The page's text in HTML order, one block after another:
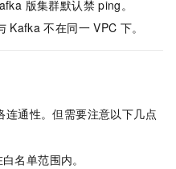
版集群默认禁 ping。
Kafka 不在同一 VPC 下。
连通性。但需要注意以下几点
名单范围内。